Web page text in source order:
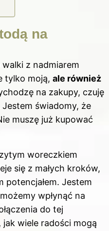
na
z nadmiarem
tylko moją, ale również
na zakupy, czuję
świadomy, że
muszę już kupować
woreczkiem
się z małych kroków,
potencjałem. Jestem
wpłynąć na
do tej
wiele radości mogą